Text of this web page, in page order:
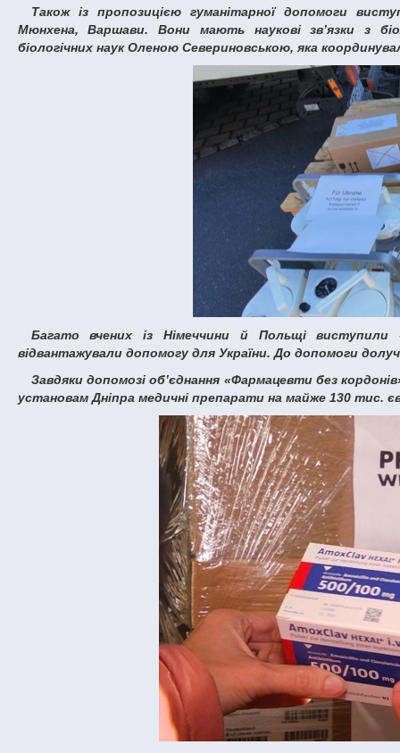
Також із пропозицією гуманітарної допомоги виступила Асоціація дослідницьких установ та університетів Берліна,
Мюнхена, Варшави. Вони мають наукові зв’язки з
біологічних наук Оленою Севериновською, яка
Багато вчених із Німеччини й Польщі виступили «академічними послами», організовували, оформлювали, збирали,
відвантажували допомогу для України. До допомоги
Завдяки допомозі об’єднання «Фармацевти без кордонів» Федеративної Республіки Німеччина наші колеги передали медичним
установам Дніпра медичні препарати на майже 130 тис.